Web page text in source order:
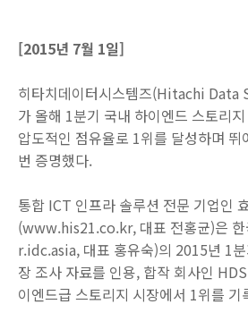
[2015년 7월 1일]
히타치데이터시스템즈(Hitachi Data
가 올해 1분기 국내 하이엔드 스토리
압도적인 점유율로 1위를 달성하며 뛰
번 증명했다.
통합 ICT 인프라 솔루션 전문 기업인
(www.his21.co.kr, 대표 전홍균)은
r.idc.asia, 대표 홍유숙)의 2015년 1
장 조사 자료를 인용, 합작 회사인
이엔드급 스토리지 시장에서 1위를 기